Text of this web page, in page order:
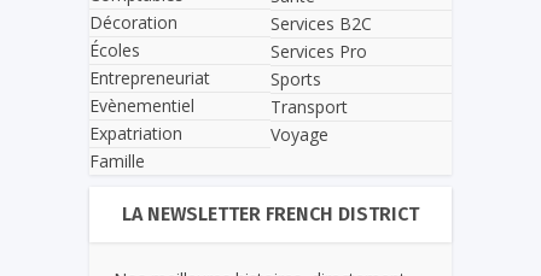
Décoration
Écoles
Entrepreneuriat
Evènementiel
Expatriation
Famille
Services B2C
Services Pro
Sports
Transport
Voyage
LA NEWSLETTER FRENCH DISTRICT